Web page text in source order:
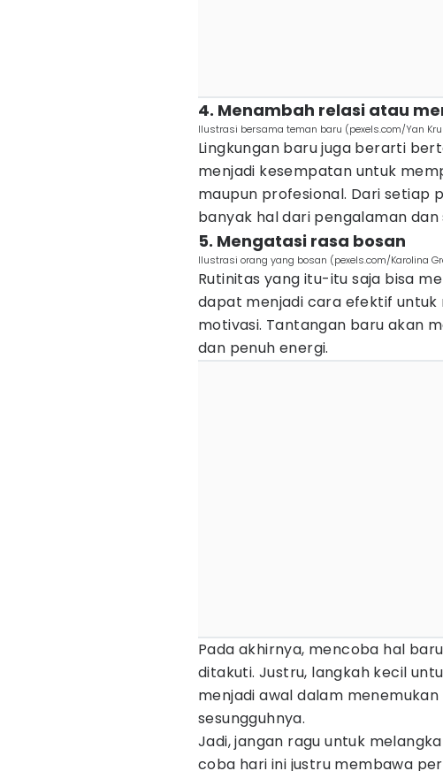
4. Menambah relasi atau
Ilustrasi bersama teman baru (pexels.com/Yan
Lingkungan baru juga berarti
menjadi kesempatan untuk
maupun profesional. Dari setiap
banyak hal dari pengalaman
5. Mengatasi rasa bosan
Ilustrasi orang yang bosan (pexels.com/Karolina
Rutinitas yang itu-itu saja bisa
dapat menjadi cara efektif
motivasi. Tantangan baru akan
dan penuh energi.
Pada akhirnya, mencoba hal
ditakuti. Justru, langkah kecil
menjadi awal dalam
sesungguhnya.
Jadi, jangan ragu untuk
coba hari ini justru membawa